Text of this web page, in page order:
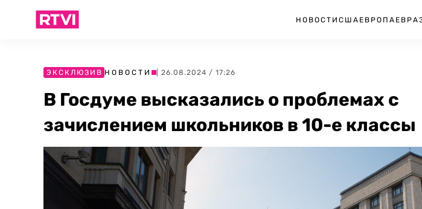
НОВОСТИ США ЕВРОПА
ЭКСКЛЮЗИВ НОВОСТИ | 26.08.2024 / 17:26
В Госдуме высказались о проблемах с
зачислением школьников в 10-е классы